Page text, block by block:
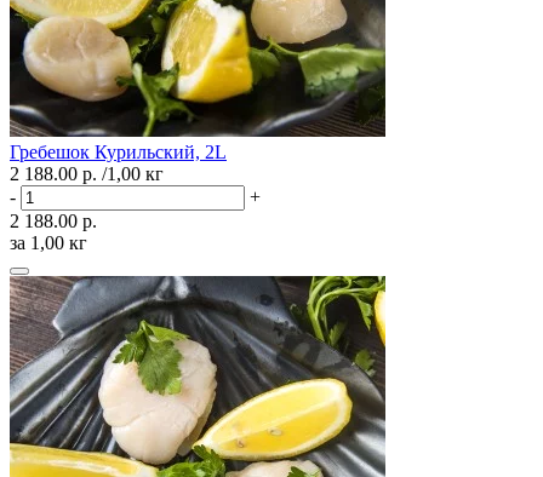
Гребешок Курильский, 2L
2 188.00 р. /1,00 кг
-
+
2 188.00 р.
за 1,00 кг